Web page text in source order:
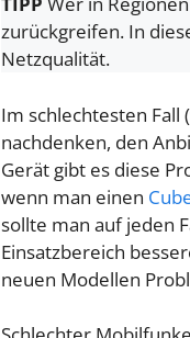
zurückgreifen. In
Netzqualität.
Im schlechtesten
nachdenken, den
Gerät gibt es diese
wenn man einen
sollte man auf jeden
Einsatzbereich
neuen Modellen